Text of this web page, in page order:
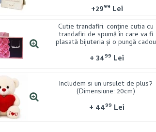
+2999 Lei
Cutie trandafiri: conține cutia cu
trandafiri de spumă în care va fi
plasată bijuteria și o pungă cadou
+3499 Lei
Includem si un ursulet de plus?
(Dimensiune: 20cm)
+ 4499 Lei